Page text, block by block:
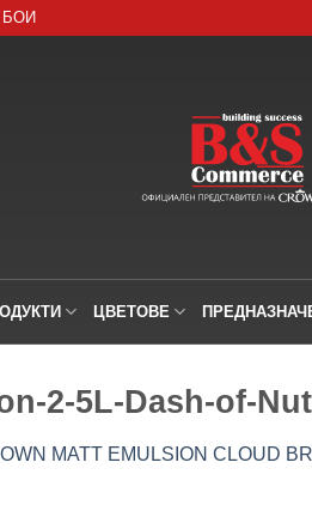
БОИ
ЦВЕТОВЕ
2-5L-Dash-of-
MATT EMULSION CLOUD